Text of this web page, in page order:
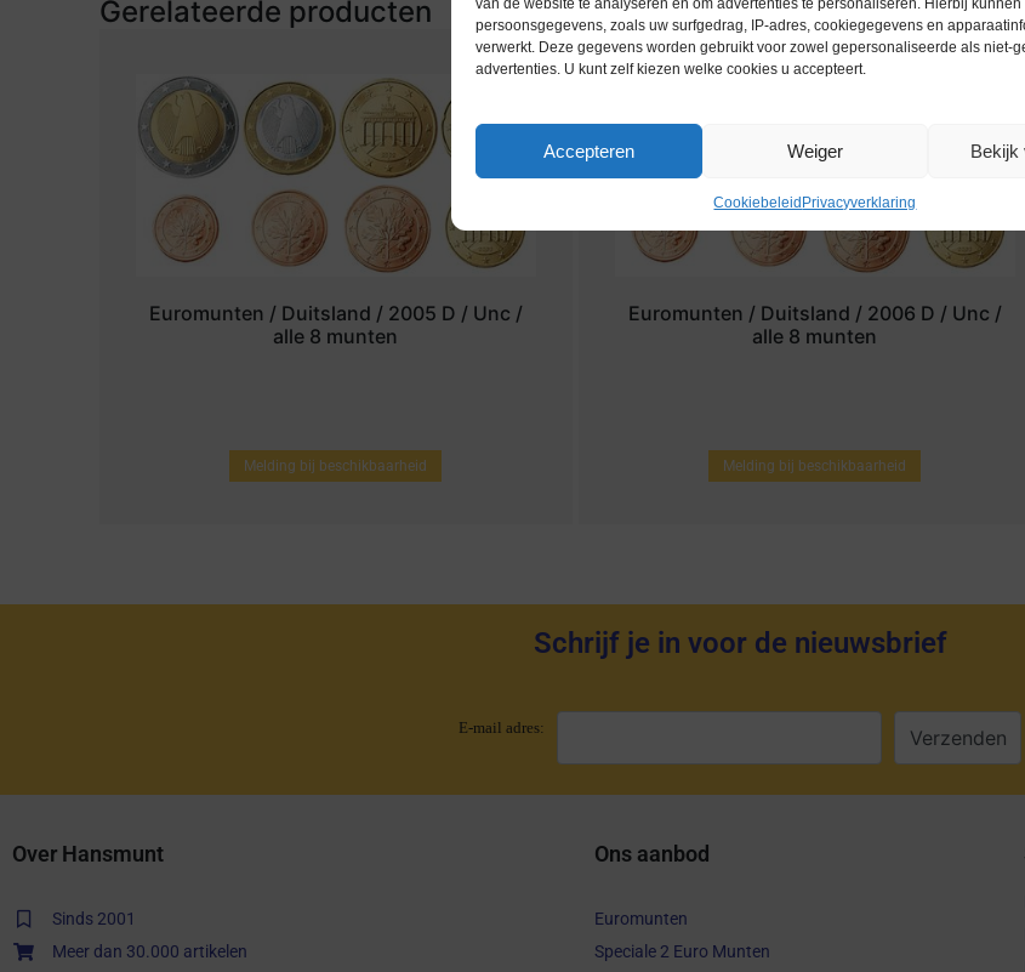
van de website te analyseren en om advertenties te personaliseren. Hierbij kunnen
persoonsgegevens, zoals uw surfgedrag, IP-adres, cookiegegevens en
verwerkt. Deze gegevens worden gebruikt voor zowel gepersonaliseerde als niet-
advertenties. U kunt zelf kiezen welke cookies u accepteert.
Accepteren Weiger Bekijk
Cookiebeleid Privacyverklaring
Gerelateerde producten
Euromunten / Duitsland / 2005 D / Unc /
alle 8 munten
Melding bij beschikbaarheid
Euromunten / Duitsland / 2006 D / Unc /
alle 8 munten
Melding bij beschikbaarheid
Schrijf je in voor de nieuwsbrief
E-mail adres:
Over Hansmunt
Sinds 2001
Meer dan 30.000 artikelen
Ons aanbod
Euromunten
Speciale 2 Euro Munten